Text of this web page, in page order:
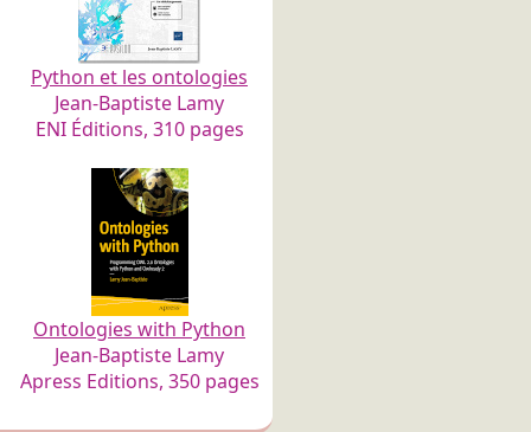
Python et les ontologies
Jean-Baptiste Lamy
ENI Éditions, 310 pages
Ontologies with Python
Jean-Baptiste Lamy
Apress Editions, 350 pages